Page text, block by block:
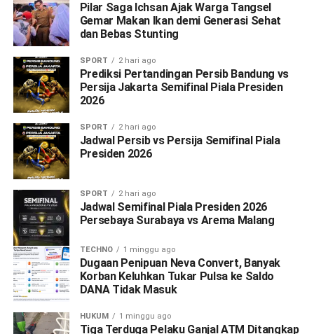
Pilar Saga Ichsan Ajak Warga Tangsel
Gemar Makan Ikan demi Generasi Sehat
dan Bebas Stunting
SPORT 2 hari ago
Prediksi Pertandingan Persib Bandung vs
Persija Jakarta Semifinal Piala Presiden
2026
SPORT 2 hari ago
Jadwal Persib vs Persija Semifinal Piala
Presiden 2026
SPORT 2 hari ago
Jadwal Semifinal Piala Presiden 2026
Persebaya Surabaya vs Arema Malang
TECHNO 1 minggu ago
Dugaan Penipuan Neva Convert, Banyak
Korban Keluhkan Tukar Pulsa ke Saldo
DANA Tidak Masuk
HUKUM 1 minggu ago
Tiga Terduga Pelaku Ganjal ATM Ditangkap